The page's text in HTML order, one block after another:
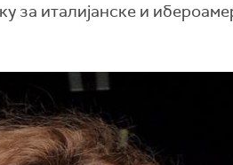
за италијанске и